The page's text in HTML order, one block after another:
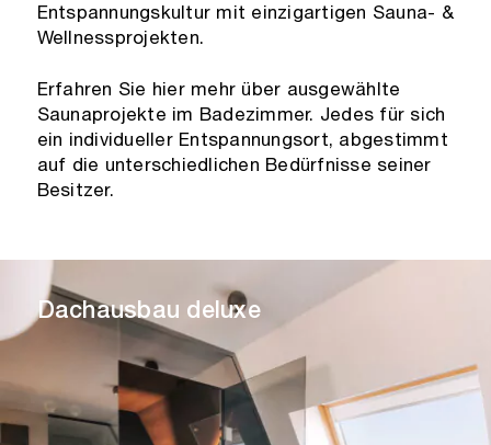
Entspannungskultur mit einzigartigen Sauna- &
Wellnessprojekten.
Erfahren Sie hier mehr über ausgewählte
Saunaprojekte im Badezimmer. Jedes für sich
ein individueller Entspannungsort, abgestimmt
auf die unterschiedlichen Bedürfnisse seiner
Besitzer.
Dachausbau deluxe